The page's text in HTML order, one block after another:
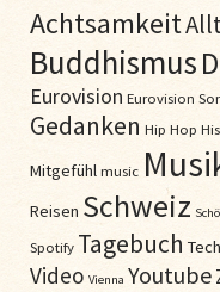
Achtsamkeit
Buddhismus
Eurovision Eurovision
Gedanken Hip Hop
Mitgefühlmusic
Reisen Schweiz
Spotify Tagebuch Tech
Video Vienna Youtube